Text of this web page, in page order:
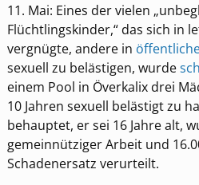
11. Mai: Eines der vielen
Flüchtlingskinder,“ das sich in
vergnügte, andere in
sexuell zu belästigen, wurde
einem Pool in Överkalix drei
10 Jahren sexuell belästigt zu
behauptet, er sei 16 Jahre alt,
gemeinnütziger Arbeit und
Schadenersatz verurteilt.